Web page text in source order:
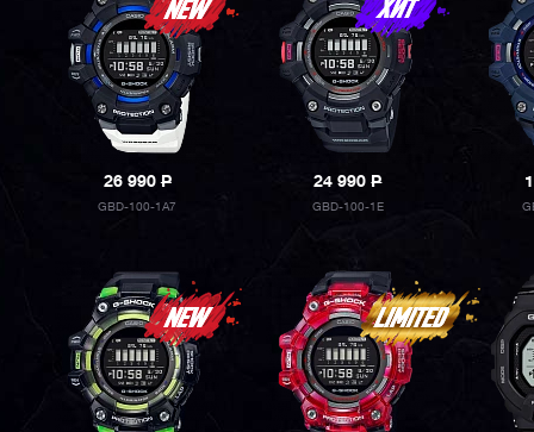
26 990P
GBD-100-1A7
24 990P
GBD-100-1E